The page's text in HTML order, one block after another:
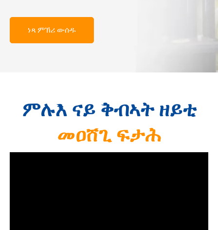
ነጻ ምኽሪ ውሰዱ
ምሉእ ናይ ቅብኣት ዘይቲ
መዐሸጊ ፍታሕ